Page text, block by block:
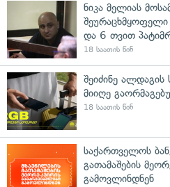
ნიკა მელიას
და 6 თვით
18 საათის წინ
შეიძინე
მიიღე
18 საათის წინ
საქართველოს
გათამაშების
გამოვლინდნენ